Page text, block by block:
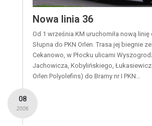
Nowa linia 36
Od 1 września KM uruchomiła nową
Słupna do PKN Orlen. Trasa jej biegnie
Cekanowo, w Płocku ulicami
Jachowicza, Kobylińskiego,
Orlen Polyolefins) do Bramy nr I PKN…
08
2006